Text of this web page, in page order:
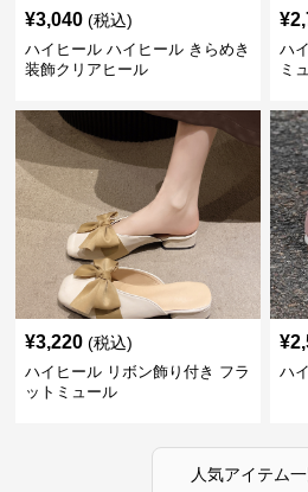
¥3,040 (税込)
ハイヒール ハイヒール きらめき
装飾クリアヒール
¥
ハ
ミ
¥3,220 (税込)
ハイヒール リボン飾り付き フラ
ットミュール
¥
ハ
人気アイテム